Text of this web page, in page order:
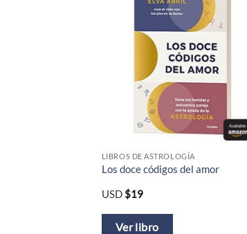
LIBROS DE ASTROLOGÍA
Los doce códigos del amor
USD$19
Ver libro